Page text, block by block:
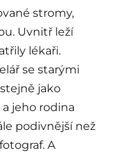
stromy,
Uvnitř leží
lékaři.
se starými
jako
jeho rodina
podivnější než
A